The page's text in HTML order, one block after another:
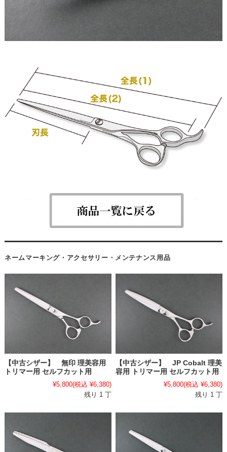
ネームマーキング・アクセサリー・メンテナンス用品
【中古シザー】 無印 理美容用
トリマー用 セルフカット用
¥5,800(税込 ¥6,380)
残り 1 丁
【中古シザー】 JP Cobalt 理美
容用 トリマー用 セルフカット用
¥5,800(税込 ¥6,380)
残り 1 丁